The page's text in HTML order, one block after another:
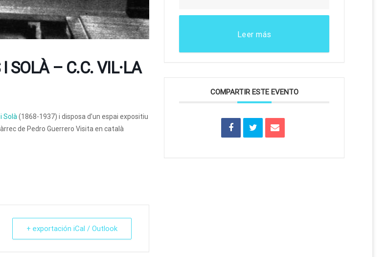
SOLÀ – C.C. VIL·LA
Solà(1868-1937) i disposa d’un espai expositiu
de Pedro Guerrero Visita en català
+ exportación iCal / Outlook
Leer más
COMPARTIR ESTE EVENTO